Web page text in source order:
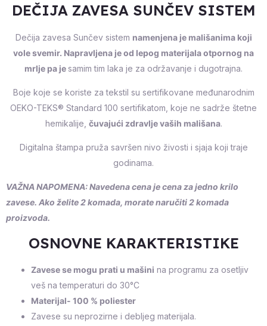
DEČIJA ZAVESA SUNČEV SISTEM
Dečija zavesa Sunčev sistem namenjena je mališanima koji
vole svemir. Napravljena je od lepog materijala otpornog na
mrlje pa jesamim tim laka je za održavanje i dugotrajna.
Boje koje se koriste za tekstil su sertifikovane međunarodnim
OEKO-TEKS® Standard 100 sertifikatom, koje ne sadrže štetne
hemikalije, čuvajući zdravlje vaših mališana.
Digitalna štampa pruža savršen nivo živosti i sjaja koji traje
godinama.
VAŽNA NAPOMENA: Navedena cena je cena za jedno krilo
zavese. Ako želite 2 komada, morate naručiti 2 komada
proizvoda.
OSNOVNE KARAKTERISTIKE
Zavese se mogu prati u mašini na programu za osetljiv
veš na temperaturi do 30°C
Materijal- 100 % poliester
Zavese su neprozirne i debljeg materijala.